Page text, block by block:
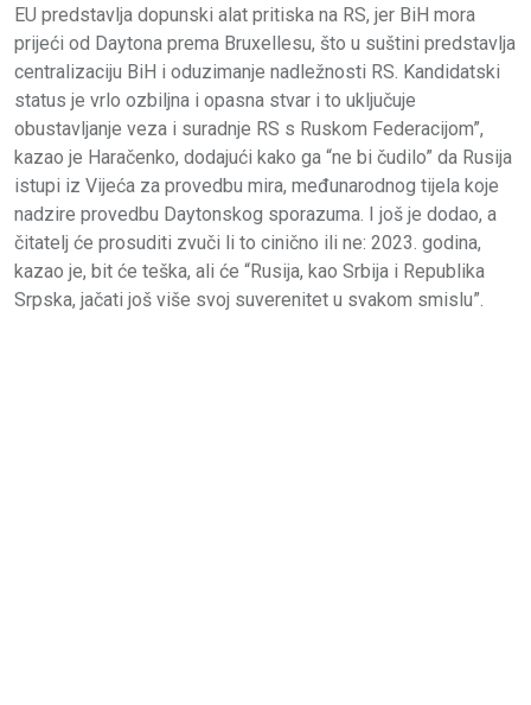
EU predstavlja dopunski alat pritiska na RS, jer BiH mora
prijeći od Daytona prema Bruxellesu, što u suštini predstavlja
centralizaciju BiH i oduzimanje nadležnosti RS. Kandidatski
status je vrlo ozbiljna i opasna stvar i to uključuje
obustavljanje veza i suradnje RS s Ruskom Federacijom”,
kazao je Haračenko, dodajući kako ga “ne bi čudilo” da Rusija
istupi iz Vijeća za provedbu mira, međunarodnog tijela koje
nadzire provedbu Daytonskog sporazuma. I još je dodao, a
čitatelj će prosuditi zvuči li to cinično ili ne: 2023. godina,
kazao je, bit će teška, ali će “Rusija, kao Srbija i Republika
Srpska, jačati još više svoj suverenitet u svakom smislu”.